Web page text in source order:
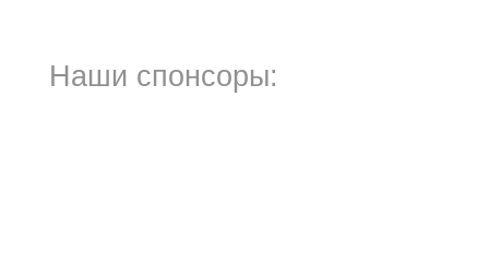
Наши спонсоры: